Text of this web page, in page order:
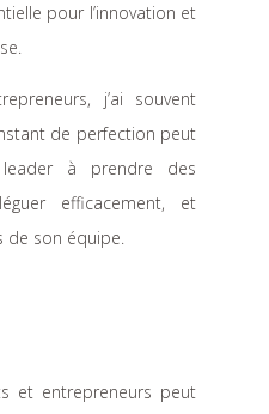
pour l’innovation et
j’ai souvent
de perfection peut
à prendre des
efficacement, et
de son équipe.
et entrepreneurs peut